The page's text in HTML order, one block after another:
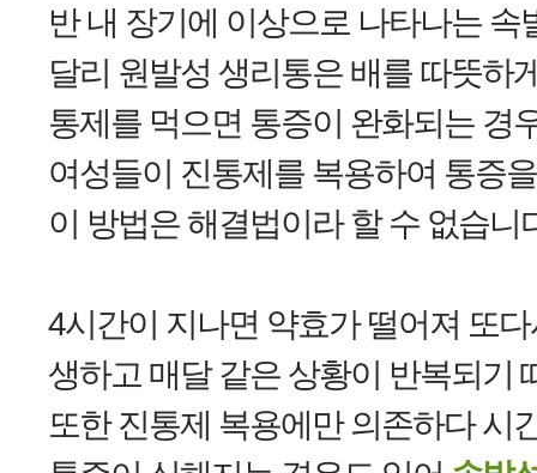
반 내 장기에 이상으로 나타나는 속
달리 원발성 생리통은 배를 따뜻하
통제를 먹으면 통증이 완화되는 경
여성들이 진통제를 복용하여 통증
이 방법은 해결법이라 할 수 없습니
4시간이 지나면 약효가 떨어져 또
생하고 매달 같은 상황이 반복되기
또한 진통제 복용에만 의존하다 시